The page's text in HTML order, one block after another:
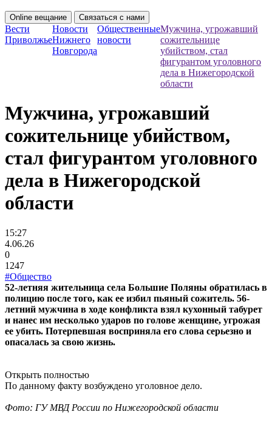
Online вещание Связаться с нами
Вести
Приволжье
Новости
Нижнего
Новгорода
Общественные
новости
Мужчина, угрожавший
сожительнице
убийством, стал
фигурантом уголовного
дела в Нижегородской
области
Мужчина, угрожавший
сожительнице убийством,
стал фигурантом уголовного
дела в Нижегородской
области
15:27
4.06.26
0
1247
#Общество
52-летняя жительница села Большие Поляны обратилась в
полицию после того, как ее избил пьяный сожитель. 56-
летний мужчина в ходе конфликта взял кухонный табурет
и нанес им несколько ударов по голове женщине, угрожая
ее убить. Потерпевшая восприняла его слова серьезно и
опасалась за свою жизнь.
Открыть полностью
По данному факту возбуждено уголовное дело.
Фото: ГУ МВД России по Нижегородской области